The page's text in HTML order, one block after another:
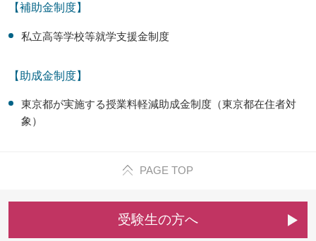
【補助金制度】
私立高等学校等就学支援金制度
【助成金制度】
東京都が実施する授業料軽減助成金制度（東京都在住者対
象）
PAGE TOP
受験生の方へ